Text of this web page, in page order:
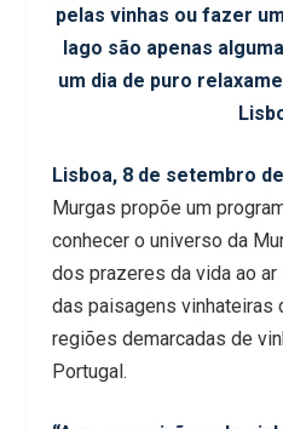
pelas vinhas ou fazer
lago são apenas
um dia de puro
Lisboa, 8 de setembro
Murgas propõe um
conhecer o universo da
dos prazeres da vida ao ar
das paisagens vinhateiras
regiões demarcadas de
Portugal.